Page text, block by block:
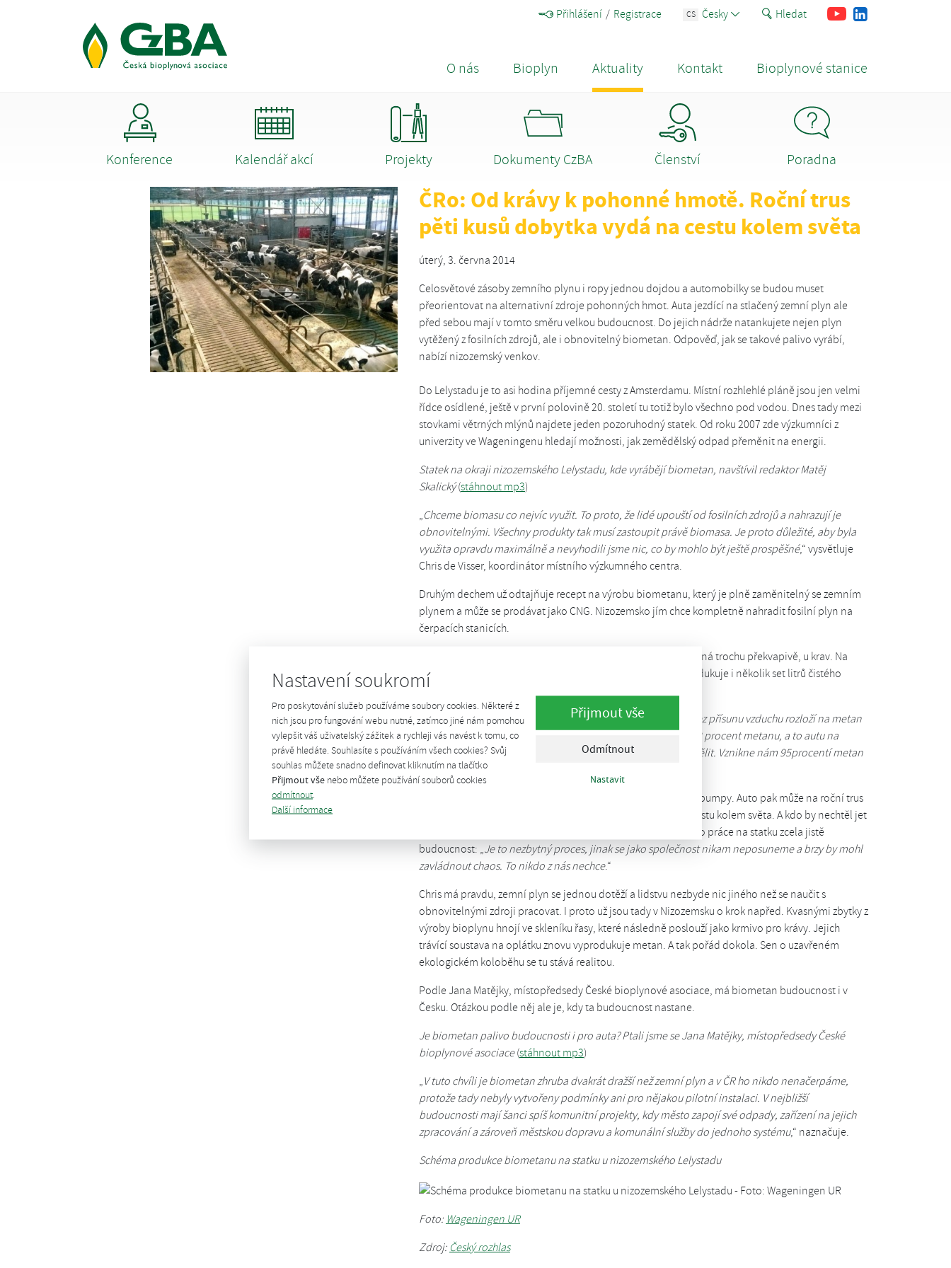
Nastavení soukromí
Pro poskytování služeb používáme soubory cookies. Některé z
nich jsou pro fungování webu nutné, zatímco jiné nám pomohou
vylepšit váš uživatelský zážitek a rychleji vás navést k tomu, co
právě hledáte. Souhlasíte s používáním všech cookies? Svůj
souhlas můžete snadno definovat kliknutím na tlačítko
Přijmout vše nebo můžete používání souborů cookies
odmítnout.
Další informace
Přijmout vše
Odmítnout
Nastavit
Přihlášení Registrace CS Česky Hledat FacebookYoutube
O nás Bioplyn Aktuality Kontakt Bioplynové stanice
Konference Kalendář akcí Projekty Dokumenty CzBA Členství Poradna
ČRo: Od krávy k pohonné hmotě. Roční trus
pěti kusů dobytka vydá na cestu kolem světa
úterý, 3. června 2014
Celosvětové zásoby zemního plynu i ropy jednou dojdou a automobilky se budou muset
přeorientovat na alternativní zdroje pohonných hmot. Auta jezdící na stlačený zemní plyn ale
před sebou mají v tomto směru velkou budoucnost. Do jejich nádrže natankujete nejen plyn
vytěžený z fosilních zdrojů, ale i obnovitelný biometan. Odpověď, jak se takové palivo vyrábí,
nabízí nizozemský venkov.
Do Lelystadu je to asi hodina příjemné cesty z Amsterdamu. Místní rozhlehlé pláně jsou jen velmi
řídce osídlené, ještě v první polovině 20. století tu totiž bylo všechno pod vodou. Dnes tady mezi
stovkami větrných mlýnů najdete jeden pozoruhodný statek. Od roku 2007 zde výzkumníci z
univerzity ve Wageningenu hledají možnosti, jak zemědělský odpad přeměnit na energii.
Statek na okraji nizozemského Lelystadu, kde vyrábějí biometan, navštívil redaktor Matěj
Skalický (stáhnout mp3)
„Chceme biomasu co nejvíc využit. To proto, že lidé upouští od fosilních zdrojů a nahrazují je
obnovitelnými. Všechny produkty tak musí zastoupit právě biomasa. Je proto důležité, aby byla
využita opravdu maximálně a nevyhodili jsme nic, co by mohlo být ještě prospěšné,“ vysvětluje
Chris de Visser, koordinátor místního výzkumného centra.
Druhým dechem už odtajňuje recept na výrobu biometanu, který je plně zaměnitelný se zemním
plynem a může se prodávat jako CNG. Nizozemsko jím chce kompletně nahradit fosilní plyn na
čerpacích stanicích.
Biometan je totiž ještě ekologičtější. Jeho výroba začíná, možná trochu překvapivě, u krav. Na
zdejších odvodněných půdách se jim daří. Jedna kráva vyprodukuje i několik set litrů čistého
metanu denně.
„Ten proces začíná sběrem kravského hnoje, který bakterie bez přísunu vzduchu rozloží na metan
a oxid uhličitý. Vznikne bioplyn, který však obsahuje asi jen 52 procent metanu, a to autu na
rozjetí nestačí. Proto musíme metan od oxidu uhličitého oddělit. Vznikne nám 95procentí metan
a ten už jen stlačíme
Poté plynem místní pracovníci naplní láhve a převezou je na pumpy. Auto pak může na roční trus
jedné krávy ujet až devět tisíc kilometrů. Pět krav vystačí na cestu kolem světa. A kdo by nechtěl jet
autem, může si plynem třeba zatopit. Podle Chrise tak má jeho práce na statku zcela jistě
budoucnost: „Je to nezbytný proces, jinak se jako společnost nikam neposuneme a brzy by mohl
zavládnout chaos. To nikdo z nás nechce.“
Chris má pravdu, zemní plyn se jednou dotěží a lidstvu nezbyde nic jiného než se naučit s
obnovitelnými zdroji pracovat. I proto už jsou tady v Nizozemsku o krok napřed. Kvasnými zbytky z
výroby bioplynu hnojí ve skleníku řasy, které následně poslouží jako krmivo pro krávy. Jejich
trávící soustava na oplátku znovu vyprodukuje metan. A tak pořád dokola. Sen o uzavřeném
ekologickém koloběhu se tu stává realitou.
Podle Jana Matějky, místopředsedy České bioplynové asociace, má biometan budoucnost i v
Česku. Otázkou podle něj ale je, kdy ta budoucnost nastane.
Je biometan palivo budoucnosti i pro auta? Ptali jsme se Jana Matějky, místopředsedy České
bioplynové asociace(stáhnout mp3)
„V tuto chvíli je biometan zhruba dvakrát dražší než zemní plyn a v ČR ho nikdo nenačerpáme,
protože tady nebyly vytvořeny podmínky ani pro nějakou pilotní instalaci. V nejbližší
budoucnosti mají šanci spíš komunitní projekty, kdy město zapojí své odpady, zařízení na jejich
zpracování a zároveň městskou dopravu a komunální služby do jednoho systému,“ naznačuje.
Schéma produkce biometanu na statku u nizozemského Lelystadu
Foto: Wageningen UR
Zdroj: Český rozhlas